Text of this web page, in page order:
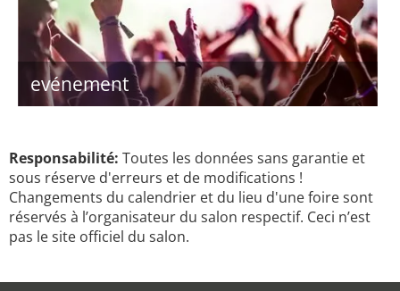
evénement
Responsabilité: Toutes les données sans garantie et
sous réserve d'erreurs et de modifications !
Changements du calendrier et du lieu d'une foire sont
réservés à l’organisateur du salon respectif. Ceci n’est
pas le site officiel du salon.